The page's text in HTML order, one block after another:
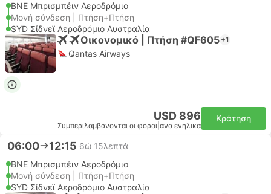
BNE Μπρισμπέιν Αεροδρόμιο
Μονή σύνδεση | Πτήση+Πτήση
SYD Σίδνεϊ Αεροδρόμιο Αυστραλία
Οικονομικό | Πτήση #QF605 +1
Qantas Airways
USD 896
Συμπεριλαμβάνονται οι φόροι ανα ενήλικα
Κράτηση
06:00 12:15 6ώ 15λεπτά
BNE Μπρισμπέιν Αεροδρόμιο
Μονή σύνδεση | Πτήση+Πτήση
SYD Σίδνεϊ Αεροδρόμιο Αυστραλία